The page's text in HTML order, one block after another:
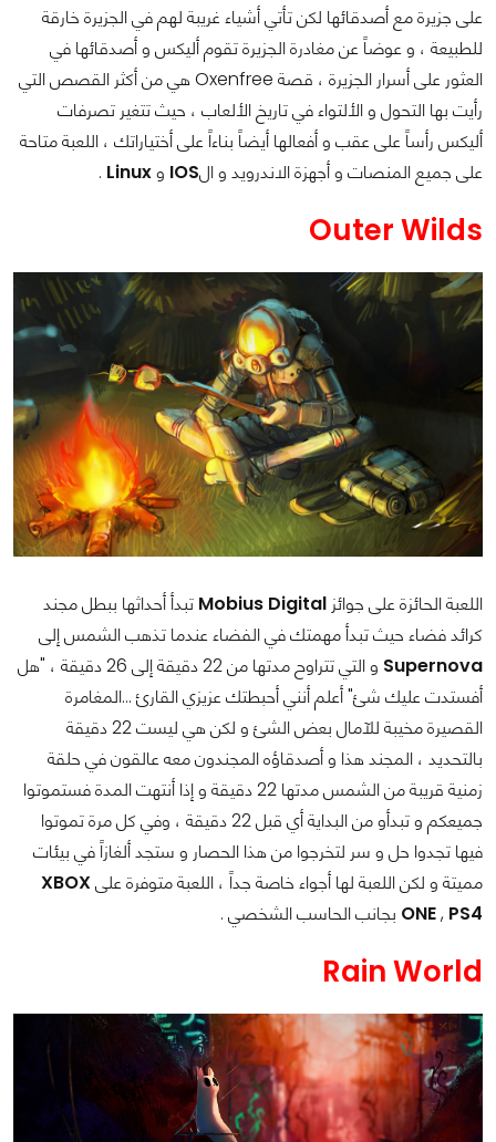
على جزيرة مع أصدقائها لكن تأتي أشياء غريبة لهم في الجزيرة خارقة
للطبيعة ، و عوضاً عن مغادرة الجزيرة تقوم أليكس و أصدقائها في
العثور على أسرار الجزيرة ، قصة Oxenfree هي من أكثر القصص التي
رأيت بها التحول و الألتواء في تاريخ الألعاب ، حيث تتغير تصرفات
أليكس رأساً على عقب و أفعالها أيضاً بناءاً على أختياراتك ، اللعبة متاحة
على جميع المنصات و أجهزة الاندرويد و الIOS وLinux
.
Outer Wilds
اللعبة الحائزة على جوائز Mobius Digital تبدأ أحداثها ببطل مجند
كرائد فضاء حيث تبدأ مهمتك في الفضاء عندما تذهب الشمس إلى
Supernova
و التي تتراوح مدتها من 22 دقيقة إلى 26 دقيقة ، "هل
أفستدت عليك شئ" أعلم أنني أحبطتك عزيزي القارئ ...المغامرة
القصيرة مخيبة للآمال بعض الشئ و لكن هي ليست 22 دقيقة
بالتحديد ، المجند هذا و أصدقاؤه المجندون معه عالقون في حلقة
زمنية قريبة من الشمس مدتها 22 دقيقة و إذا أنتهت المدة فستموتوا
جميعكم و تبدأو من البداية أي قبل 22 دقيقة ، وفي كل مرة تموتوا
فيها تجدوا حل و سر لتخرجوا من هذا الحصار و ستجد ألغازاً في بيئات
مميتة و لكن اللعبة لها أجواء خاصة جداً ، اللعبة متوفرة علىXBOX
ONE, PS4 بجانب الحاسب الشخصي .
Rain World